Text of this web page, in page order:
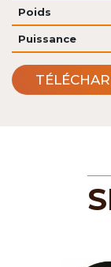
Poids
Puissance